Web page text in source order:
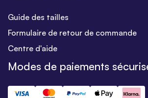
Guide des tailles
Formulaire de retour de commande
Centre d'aide
Modes de paiements